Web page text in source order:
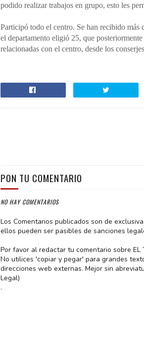
podido realizar trabajos en grupo, esto les
Participó todo el centro. Se han recibido más
el departamento eligió 25, que
relacionadas con el centro, desde los
PON TU COMENTARIO
NO HAY COMENTARIOS
Los Comentarios publicados son de
ellos pueden ser pasibles de sanciones
Por favor al redactar tu comentario sobre EL
No utilices 'copiar y pegar' para grandes
direcciones web externas. Mejor sin
Legal)
.